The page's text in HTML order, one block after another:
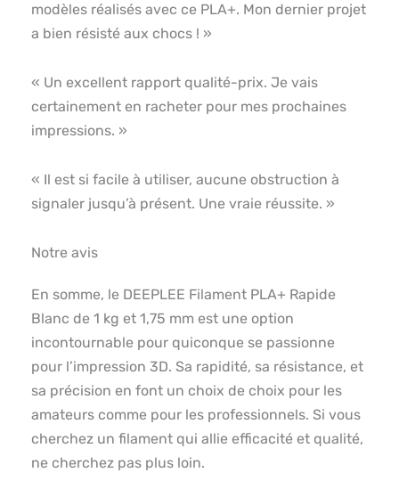
modèles réalisés avec ce PLA+. Mon dernier projet
a bien résisté aux chocs ! »
« Un excellent rapport qualité-prix. Je vais
certainement en racheter pour mes prochaines
impressions. »
« Il est si facile à utiliser, aucune obstruction à
signaler jusqu’à présent. Une vraie réussite. »
Notre avis
En somme, le DEEPLEE Filament PLA+ Rapide
Blanc de 1 kg et 1,75 mm est une option
incontournable pour quiconque se passionne
pour l’impression 3D. Sa rapidité, sa résistance, et
sa précision en font un choix de choix pour les
amateurs comme pour les professionnels. Si vous
cherchez un filament qui allie efficacité et qualité,
ne cherchez pas plus loin.